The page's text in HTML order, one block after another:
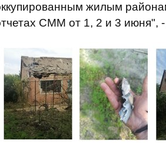
жилым
СММ от 1, 2 и 3 июня",